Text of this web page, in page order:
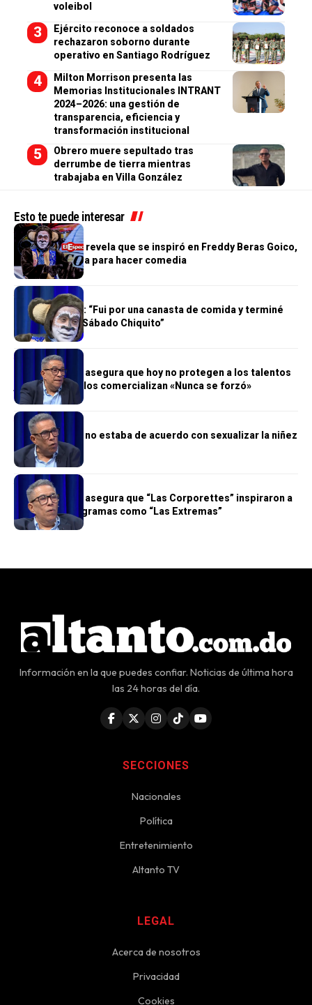
voleibol
Ejército reconoce a soldados
rechazaron soborno durante
operativo en Santiago Rodríguez
Milton Morrison presenta las
Memorias Institucionales INTRANT
2024–2026: una gestión de
transparencia, eficiencia y
transformación institucional
Obrero muere sepultado tras
derrumbe de tierra mientras
trabajaba en Villa González
Esto te puede interesar
ALTANTO TV
Monito Quique revela que se inspiró en Freddy Beras Goico,
Cuquín y Boruga para hacer comedia
ALTANTO TV
Monito Quique: “Fui por una canasta de comida y terminé
trabajando en Sábado Chiquito”
ALTANTO TV
Chiqui Haddad asegura que hoy no protegen a los talentos
jóvenes y solo los comercializan «Nunca se forzó»
ALTANTO TV
Chiqui Haddad no estaba de acuerdo con sexualizar la niñez
ALTANTO TV
Chiqui Haddad asegura que “Las Corporettes” inspiraron a
figuras de programas como “Las Extremas”
Información en la que puedes confiar. Noticias de última hora
las 24 horas del día.
SECCIONES
Nacionales
Política
Entretenimiento
Altanto TV
LEGAL
Acerca de nosotros
Privacidad
Cookies